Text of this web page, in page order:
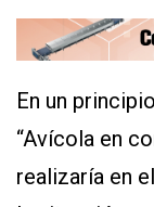
POLÍTICAS
DE
PRIVACIDAD
DEL
APP
SMARTPHONE
En un
“Avícola en
realizaría en